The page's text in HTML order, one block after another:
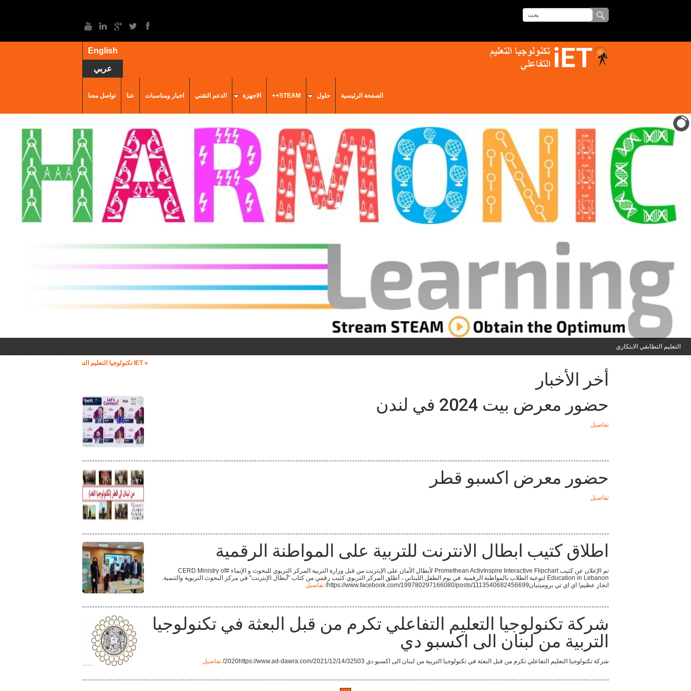
English
عربي
الصفحة الرئيسية حلول STEAM++ الاجهزة الدعم التقني اخبار ومناسبات عنا تواصل معنا
التعليم التطابقي الابتكاري
أخر الأخبار
حضور معرض بيت 2024 في لندن
تفاصيل
حضور معرض اكسبو قطر
تفاصيل
اطلاق كتيب ابطال الانترنت للتربية على المواطنة الرقمية
تم الإعلان عن كتيب Promethean ActivInspire Interactive Flipchart لأبطال الأمان على الإنترنت من قبل وزارة التربية المركز التربوي للبحوث و الإنماء #CERD Ministry of
Education in Lebanon لتوعية الطلاب بالمواطنة الرقمية. في يوم الطفل اللبناني ، أطلق المركز التربوي كتيب رقمي من كتاب "أبطال الإنترنت" في مركز البحوث التربوية والتنمية.
انجاز عظيم! اي اي تي بروميثيانhttps://www.facebook.com/199780297166080/posts/1113540682456699/
تفاصيل
شركة تكنولوجيا التعليم التفاعلي تكرم من قبل البعثة في تكنولوجيا
التربية من لبنان الى اكسبو دي
شركة تكنولوجيا التعليم التفاعلي تكرم من قبل البعثة في تكنولوجيا التربية من لبنان الى اكسبو دي 2020https://www.ad-dawra.com/2021/12/14/32503/ تفاصيل